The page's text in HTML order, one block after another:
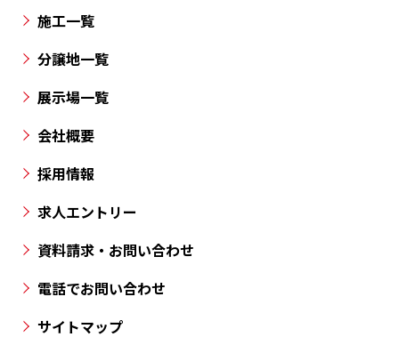
の
所
に
譲
地
ご
用
し
施工一覧
分譲地一覧
展示場一覧
会社概要
採用情報
求人エントリー
資料請求・お問い合わせ
電話でお問い合わせ
サイトマップ